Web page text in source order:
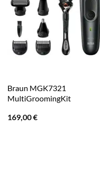
Braun MGK7321
MultiGroomingKit
169,00€